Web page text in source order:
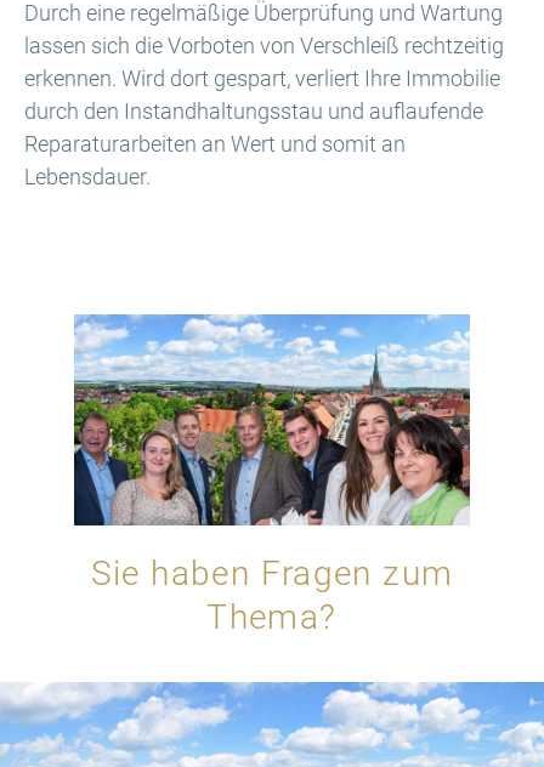
Durch eine regelmäßige Überprüfung und Wartung
lassen sich die Vorboten von Verschleiß rechtzeitig
erkennen. Wird dort gespart, verliert Ihre Immobilie
durch den Instandhaltungsstau und auflaufende
Reparaturarbeiten an Wert und somit an
Lebensdauer.
Sie haben Fragen zum
Thema?